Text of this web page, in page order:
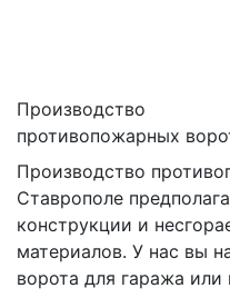
Производство
противопожарных
Производство
Ставрополе
конструкции и
материалов. У нас вы
ворота для гаража